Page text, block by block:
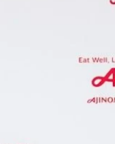
ร่วมเปิดเผย
าหาร และข้อมูลพฤติกรรม
ลค่ามากกว่า 1.5 ล้านล้าน
จเทคโนโลยีและองค์